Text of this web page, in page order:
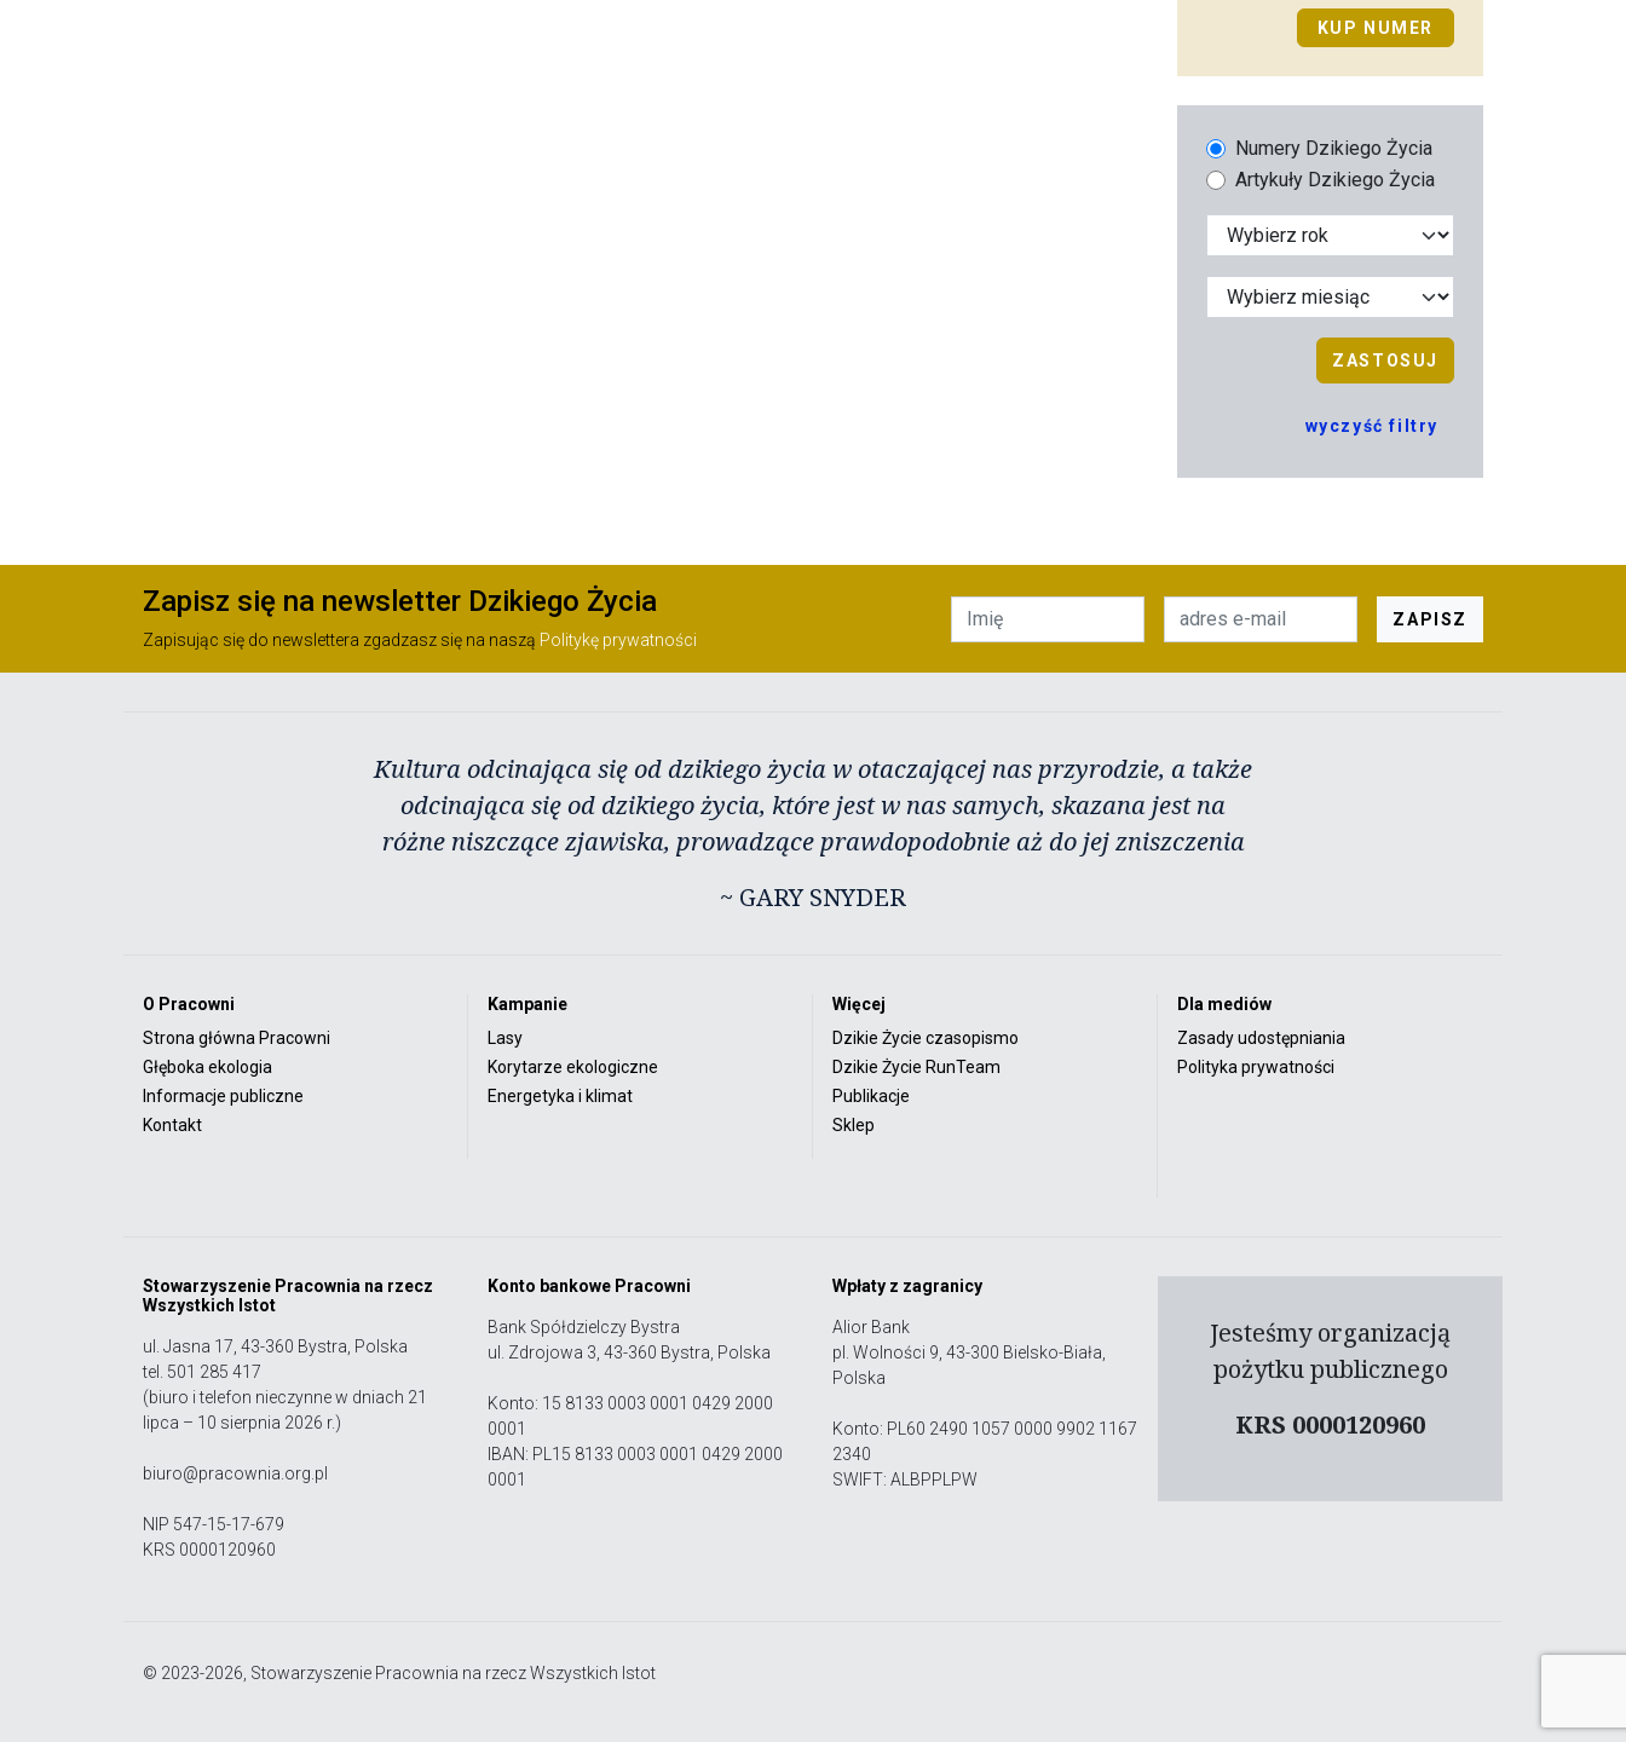
KUP NUMER
Numery Dzikiego Życia
Artykuły Dzikiego Życia
ZASTOSUJ
wyczyść filtry
Zapisz się na newsletter Dzikiego Życia
Zapisując się do newslettera zgadzasz się na naszą Politykę prywatności
ZAPISZ
Kultura odcinająca się od dzikiego życia w otaczającej nas przyrodzie, a także
odcinająca się od dzikiego życia, które jest w nas samych, skazana jest na
różne niszczące zjawiska, prowadzące prawdopodobnie aż do jej zniszczenia
~ GARY SNYDER
O Pracowni
Strona główna Pracowni
Głęboka ekologia
Informacje publiczne
Kontakt
Kampanie
Lasy
Korytarze ekologiczne
Energetyka i klimat
Więcej
Dzikie Życie czasopismo
Dzikie Życie RunTeam
Publikacje
Sklep
Dla mediów
Zasady udostępniania
Polityka prywatności
Stowarzyszenie Pracownia na rzecz
Wszystkich Istot
ul. Jasna 17, 43-360 Bystra, Polska
tel. 501 285 417
(biuro i telefon nieczynne w dniach 21
lipca – 10 sierpnia 2026 r.)
biuro@pracownia.org.pl
NIP 547-15-17-679
KRS 0000120960
Konto bankowe Pracowni
Bank Spółdzielczy Bystra
ul. Zdrojowa 3, 43-360 Bystra, Polska
Konto: 15 8133 0003 0001 0429 2000
0001
IBAN: PL15 8133 0003 0001 0429 2000
0001
Wpłaty z zagranicy
Alior Bank
pl. Wolności 9, 43-300 Bielsko-Biała,
Polska
Konto: PL60 2490 1057 0000 9902 1167
2340
SWIFT: ALBPPLPW
Jesteśmy organizacją
pożytku publicznego
KRS 0000120960
© 2023-2026, Stowarzyszenie Pracownia na rzecz Wszystkich Istot